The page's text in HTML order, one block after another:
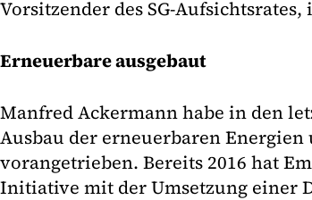
Vorsitzender des SG-
Erneuerbare ausgebaut
Manfred Ackermann habe in den
Ausbau der erneuerbaren
vorangetrieben. Bereits 2016 hat
Initiative mit der Umsetzung einer